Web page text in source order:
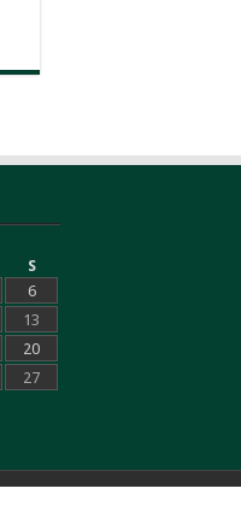
S
6
13
20
27